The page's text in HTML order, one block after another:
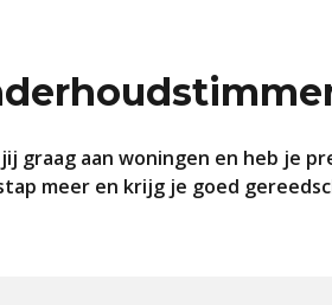
graag aan woningen en heb je
meer en krijg je goed